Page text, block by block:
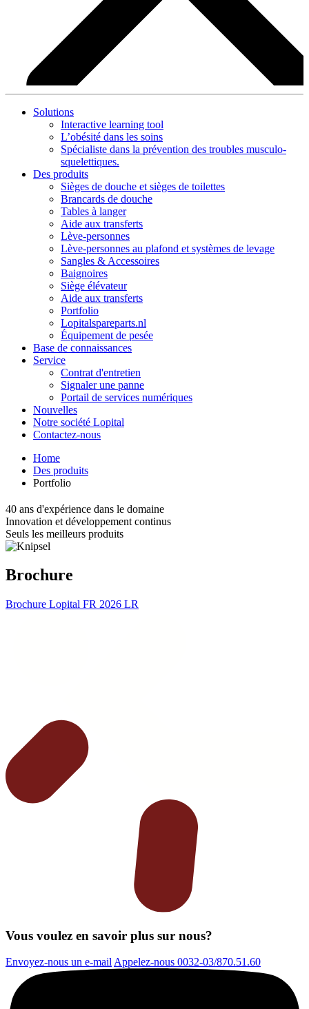
Solutions
Interactive learning tool
L’obésité dans les soins
Spécialiste dans la prévention des troubles musculo-
squelettiques.
Des produits
Sièges de douche et sièges de toilettes
Brancards de douche
Tables à langer
Aide aux transferts
Lève-personnes
Lève-personnes au plafond et systèmes de levage
Sangles & Accessoires
Baignoires
Siège élévateur
Aide aux transferts
Portfolio
Lopitalspareparts.nl
Équipement de pesée
Base de connaissances
Service
Contrat d'entretien
Signaler une panne
Portail de services numériques
Nouvelles
Notre société Lopital
Contactez-nous
Home
Des produits
Portfolio
40 ans d'expérience dans le domaine
Innovation et développement continus
Seuls les meilleurs produits
Brochure
Brochure Lopital FR 2026 LR
Vous voulez en savoir plus sur nous?
Envoyez-nous un e-mail Appelez-nous 0032-03/870.51.60